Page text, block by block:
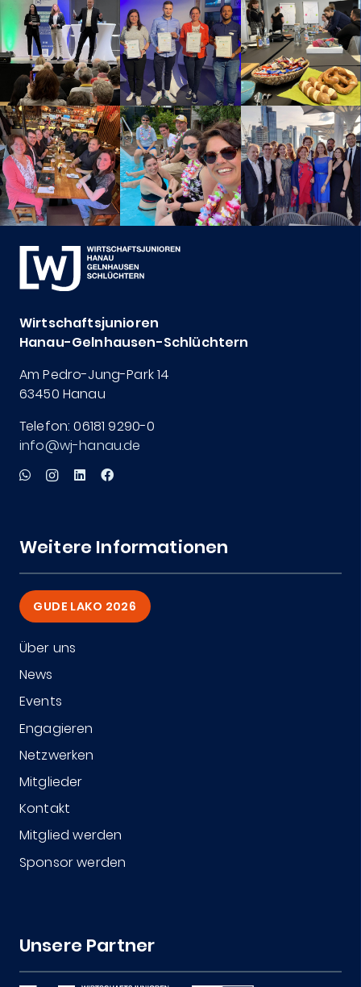
Wirtschaftsjunioren
Hanau-Gelnhausen-Schlüchtern
Am Pedro-Jung-Park 14
63450 Hanau
Telefon: 06181 9290-0
info@wj-hanau.de
Weitere Informationen
GUDE LAKO 2026
Über uns
News
Events
Engagieren
Netzwerken
Mitglieder
Kontakt
Mitglied werden
Sponsor werden
Unsere Partner